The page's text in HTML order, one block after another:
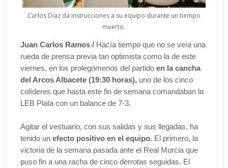
Carlos Díaz da instrucciones a su equipo durante un tiempo
muerto.
Juan Carlos Ramos /Hacía tiempo que no se veía una
rueda de prensa previa tan optimista como la de este
viernes, en los prolegómenos del partido en la cancha
del Arcos Albacete (19:30 horas), uno de los cinco
colíderes que hasta este fin de semana comandaban la
LEB Plata con un balance de 7-3.
Agitar el vestuario, con sus salidas y sus llegadas, ha
tenido un efecto positivo en el equipo. El primero, la
victoria de la semana pasada ante el Real Murcia que
puso fin a una racha de cinco derrotas seguidas. El